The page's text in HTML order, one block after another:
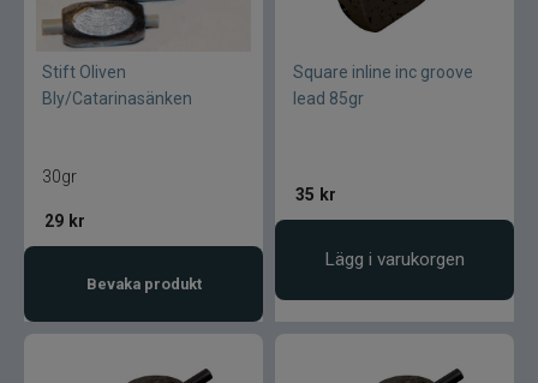
Stift Oliven
Bly/Catarinasänken
30gr
29 kr
Bevaka produkt
Square inline inc groove
lead 85gr
35 kr
Lägg i varukorgen